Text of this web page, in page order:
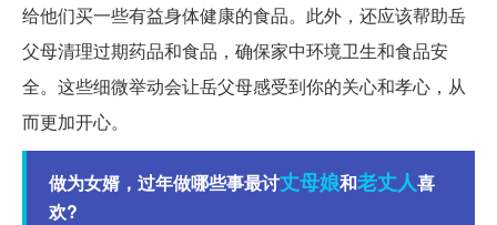
给他们买一些有益身体健康的食品。此外，还应该帮助岳
父母清理过期药品和食品，确保家中环境卫生和食品安
全。这些细微举动会让岳父母感受到你的关心和孝心，从
而更加开心。
做为女婿，过年做哪些事最讨丈母娘和老丈人喜
欢?